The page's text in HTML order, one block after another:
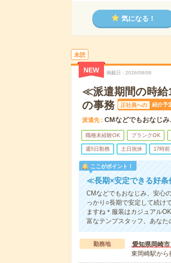
気になる！
未読
NEW 掲載日 2026/08/06
≪派遣期間の時給
の事務
正社員への 紹介予
派遣先 CMなどでもおなじ
職種未経験OK ブランクOK
週5日勤務 土日祝休 17時
ここがポイント！
≪長期×安定できる好
CMなどでもおなじみ、安心
っかり○長期で安定して続け
ますね＊服装はカジュアル
富なテンプスタッフ。あなた
勤務地
愛知県岡崎市
東岡崎駅から